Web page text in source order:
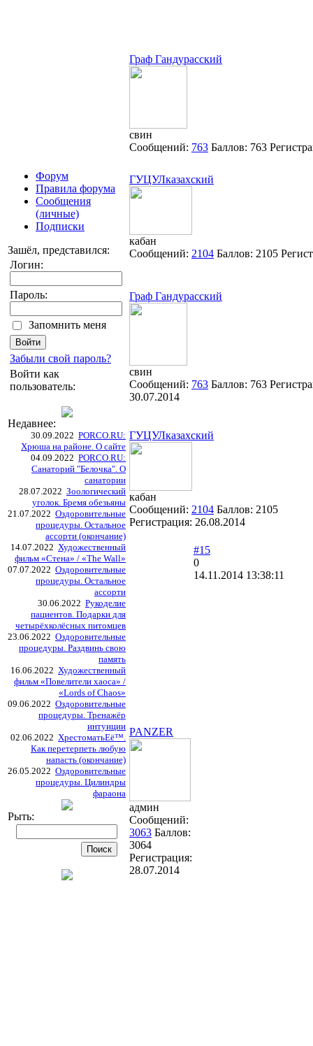
Форум
Правила форума
Сообщения
(личные)
Подписки
Зашёл, представился:
Логин:
Пароль:
Запомнить меня
Забыли свой пароль?
Войти как
пользователь:
Недавнее:
30.09.2022 PORCO.RU:
Хрюша на районе. О сайте
04.09.2022 PORCO.RU:
Санаторий "Белочка". О
санатории
28.07.2022 Зоологический
уголок. Бремя обезьяны
21.07.2022 Оздоровительные
процедуры. Остальное
ассорти (окончание)
14.07.2022 Художественный
фильм «Стена» / «The Wall»
07.07.2022 Оздоровительные
процедуры. Остальное
ассорти
30.06.2022 Рукоделие
пациентов. Подарки для
четырёхколёсных питомцев
23.06.2022 Оздоровительные
процедуры. Раздвинь свою
память
16.06.2022 Художественный
фильм «Повелители хаоса» /
«Lords of Chaos»
09.06.2022 Оздоровительные
процедуры. Тренажёр
интуиции
02.06.2022 ХрестоматьЕё™.
Как перетерпеть любую
напасть (окончание)
26.05.2022 Оздоровительные
процедуры. Цилиндры
фараона
Рыть:
Граф Гандурасский
свин
Сообщений: 763 Баллов: 763
ГУЦУЛказахский
кабан
Сообщений: 2104 Баллов: 2105
Граф Гандурасский
свин
Сообщений: 763 Баллов: 763
30.07.2014
ГУЦУЛказахский
кабан
Сообщений: 2104 Баллов: 2105
Регистрация: 26.08.2014
PANZER
админ
Сообщений:
3063 Баллов:
3064
Регистрация:
28.07.2014
#15
0
14.11.2014 13:38:11